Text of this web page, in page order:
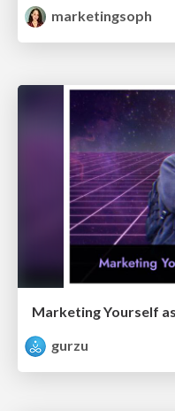
marketingsoph
Marketing Yourself
gurzu